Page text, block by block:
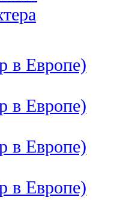
в Европе)
в Европе)
в Европе)
в Европе)